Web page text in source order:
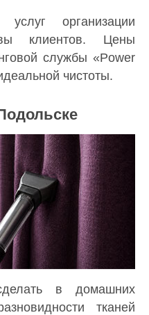
организации
клиентов. Цены
службы «Power
чистоты.
в домашних
тканей